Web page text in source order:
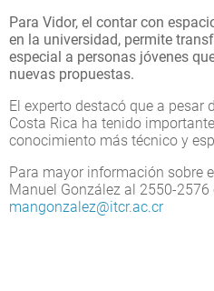
Para Vidor, el contar con
en la universidad, permite
especial a personas jóvenes
nuevas propuestas.
El experto destacó que a pesar
Costa Rica ha tenido
conocimiento más técnico y
Para mayor información sobre
Manuel González al 2550-2576
mangonzalez@itcr.ac.cr